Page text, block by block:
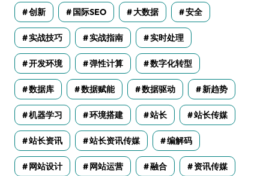
创新 国际SEO 大数据 安全
实战技巧 实战指南 实时处理
开发环境 弹性计算 数字化转型
数据库 数据赋能 数据驱动 新趋势
机器学习 环境搭建 站长 站长传媒
站长资讯 站长资讯传媒 编解码
网站设计 网站运营 融合 资讯传媒